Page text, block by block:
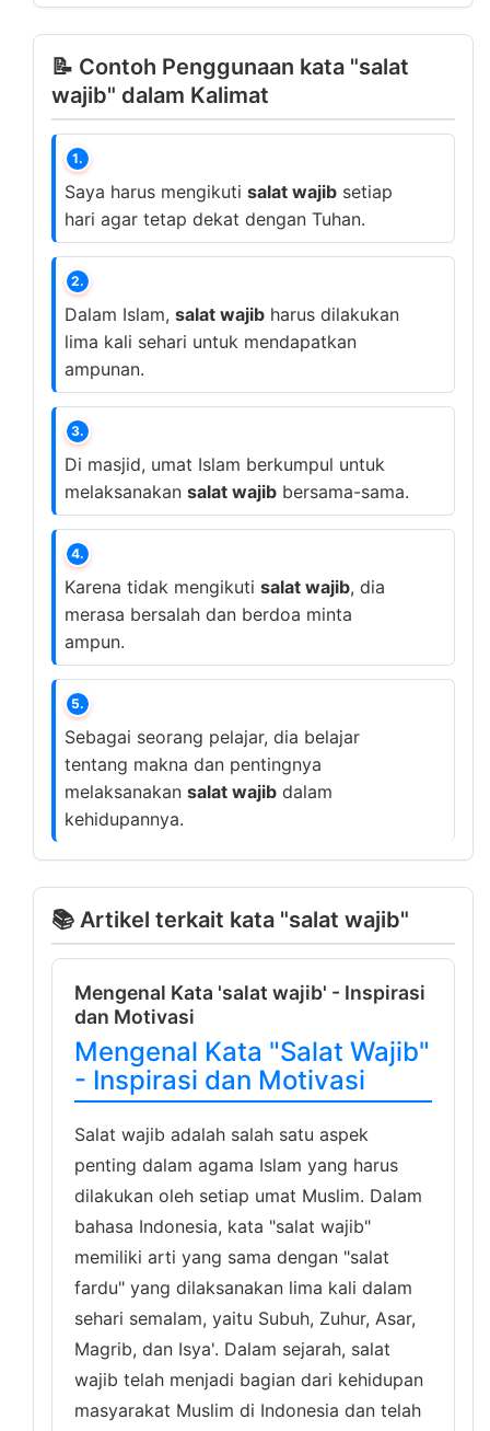
📝 Contoh Penggunaan kata "salat
wajib" dalam Kalimat
1.
Saya harus mengikuti salat wajib setiap
hari agar tetap dekat dengan Tuhan.
2.
Dalam Islam, salat wajib harus dilakukan
lima kali sehari untuk mendapatkan
ampunan.
3.
Di masjid, umat Islam berkumpul untuk
melaksanakan salat wajib bersama-sama.
4.
Karena tidak mengikuti salat wajib, dia
merasa bersalah dan berdoa minta
ampun.
5.
Sebagai seorang pelajar, dia belajar
tentang makna dan pentingnya
melaksanakan salat wajib dalam
kehidupannya.
📚 Artikel terkait kata "salat wajib"
Mengenal Kata 'salat wajib' - Inspirasi
dan Motivasi
Mengenal Kata "Salat Wajib"
- Inspirasi dan Motivasi
Salat wajib adalah salah satu aspek
penting dalam agama Islam yang harus
dilakukan oleh setiap umat Muslim. Dalam
bahasa Indonesia, kata "salat wajib"
memiliki arti yang sama dengan "salat
fardu" yang dilaksanakan lima kali dalam
sehari semalam, yaitu Subuh, Zuhur, Asar,
Magrib, dan Isya'. Dalam sejarah, salat
wajib telah menjadi bagian dari kehidupan
masyarakat Muslim di Indonesia dan telah